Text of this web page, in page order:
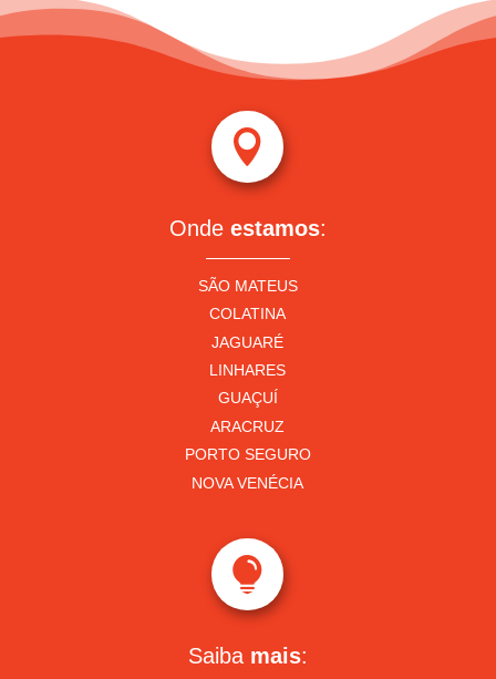

Onde estamos:
SÃO MATEUS
COLATINA
JAGUARÉ
LINHARES
GUAÇUÍ
ARACRUZ
PORTO SEGURO
NOVA VENÉCIA

Saiba mais: